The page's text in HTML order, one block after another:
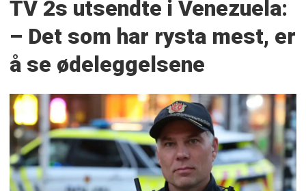
TV 2s utsendte i Venezuela:
– Det som har rysta mest, er
å se ødeleggelsene